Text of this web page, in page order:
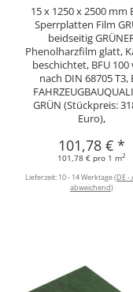
15 x 1250 x 2500 mm
Sperrplatten Film
beidseitig
Phenolharzfilm glatt,
beschichtet, BFU 100
nach DIN 68705 T3,
GRÜN (Stückpreis:
Euro),
101,78 €*
101,78 € pro 1 m2
Lieferzeit: 10 - 14 Werktage(DE -
abweichend)